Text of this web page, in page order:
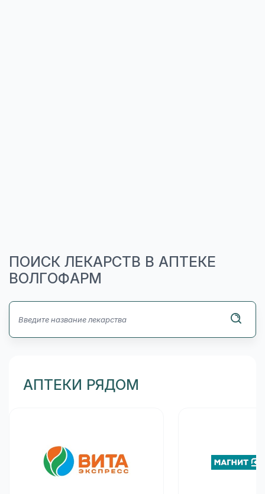
ПОИСК ЛЕКАРСТВ В АПТЕКЕ
ВОЛГОФАРМ
АПТЕКИ РЯДОМ